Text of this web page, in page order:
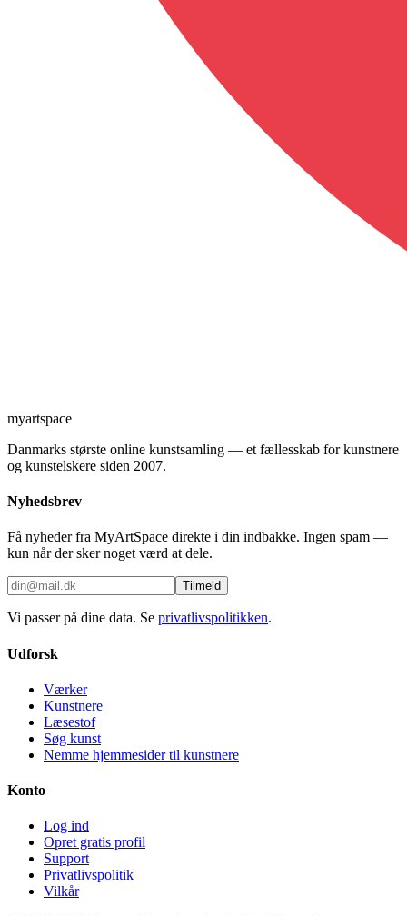
myartspace
Danmarks største online kunstsamling — et fællesskab for kunstnere
og kunstelskere siden 2007.
Nyhedsbrev
Få nyheder fra MyArtSpace direkte i din indbakke. Ingen spam —
kun når der sker noget værd at dele.
Tilmeld
Vi passer på dine data. Se privatlivspolitikken.
Udforsk
Værker
Kunstnere
Læsestof
Søg kunst
Nemme hjemmesider til kunstnere
Konto
Log ind
Opret gratis profil
Support
Privatlivspolitik
Vilkår